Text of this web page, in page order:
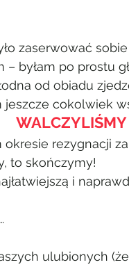
zaserwować
– byłam po prostu
od obiadu
jeszcze cokolwiek
WALCZYLIŚMY
rezygnacji
to skończymy!
i
ulubionych